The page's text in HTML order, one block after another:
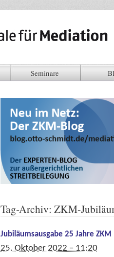
Seminare
Tag-Archiv: ZKM-
Jubiläumsausgabe 25 Jahre
25. Oktober 2022 – 11:20